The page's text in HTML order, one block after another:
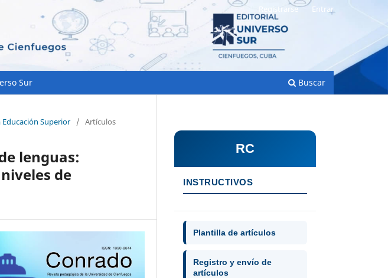
Sur Buscar
Registrarse Entrar
Superior / Artículos
lenguas:
de
RC
INSTRUCTIVOS
Plantilla de artículos
Registro y envío de
artículos